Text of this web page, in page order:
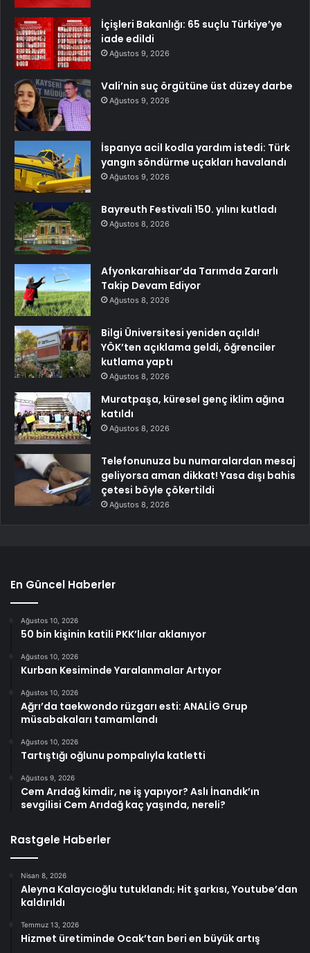
İçişleri Bakanlığı: 65 suçlu Türkiye’ye
iade edildi
Ağustos 9, 2026
Vali’nin suç örgütüne üst düzey darbe
Ağustos 9, 2026
İspanya acil kodla yardım istedi: Türk
yangın söndürme uçakları havalandı
Ağustos 9, 2026
Bayreuth Festivali 150. yılını kutladı
Ağustos 8, 2026
Afyonkarahisar’da Tarımda Zararlı
Takip Devam Ediyor
Ağustos 8, 2026
Bilgi Üniversitesi yeniden açıldı!
YÖK’ten açıklama geldi, öğrenciler
kutlama yaptı
Ağustos 8, 2026
Muratpaşa, küresel genç iklim ağına
katıldı
Ağustos 8, 2026
Telefonunuza bu numaralardan mesaj
geliyorsa aman dikkat! Yasa dışı bahis
çetesi böyle çökertildi
Ağustos 8, 2026
En Güncel Haberler
Ağustos 10, 2026
50 bin kişinin katili PKK’lılar aklanıyor
Ağustos 10, 2026
Kurban Kesiminde Yaralanmalar Artıyor
Ağustos 10, 2026
Ağrı’da taekwondo rüzgarı esti: ANALİG Grup
müsabakaları tamamlandı
Ağustos 10, 2026
Tartıştığı oğlunu pompalıyla katletti
Ağustos 9, 2026
Cem Arıdağ kimdir, ne iş yapıyor? Aslı İnandık’ın
sevgilisi Cem Arıdağ kaç yaşında, nereli?
Rastgele Haberler
Nisan 8, 2026
Aleyna Kalaycıoğlu tutuklandı; Hit şarkısı, Youtube’dan
kaldırıldı
Temmuz 13, 2026
Hizmet üretiminde Ocak’tan beri en büyük artış